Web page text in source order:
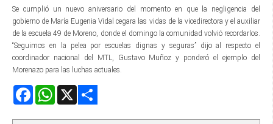
Se cumplió un nuevo aniversario del momento en que la negligencia del
gobierno de María Eugenia Vidal cegara las vidas de la vicedirectora y el auxiliar
de la escuela 49 de Moreno, donde el domingo la comunidad volvió recordarlos.
“Seguimos en la pelea por escuelas dignas y seguras” dijo al respecto el
coordinador nacional del MTL, Gustavo Muñoz y ponderó el ejemplo del
Morenazo para las luchas actuales.
FacebookWhatsApp